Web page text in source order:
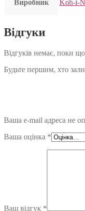
Виробник Koh-i-
Відгуки
Відгуків немає, поки
Будьте першим, хто
Ваша e-mail адреса не
Ваша оцінка *
Ваш відгук *